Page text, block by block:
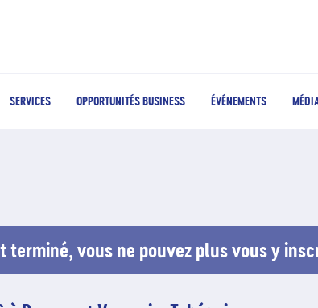
SERVICES OPPORTUNITÉS BUSINESS ÉVÉNEMENTS
terminé, vous ne pouvez plus vous y